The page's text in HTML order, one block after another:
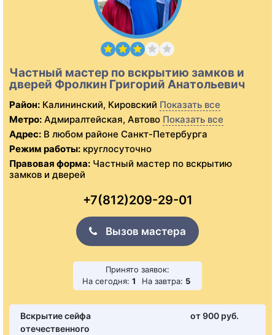
Частный мастер по вскрытию замков и
дверей Фролкин Григорий Анатольевич
Район: Калининский, Кировский Показать все
Метро: Адмиралтейская, Автово Показать все
Адрес: В любом районе Санкт-Петербурга
Режим работы: круглосуточно
Правовая форма: Частный мастер по вскрытию
замков и дверей
+7(812)209-29-01
Вызов мастера
Принято заявок:
На сегодня: 1 На завтра: 5
Вскрытие сейфа
отечественного
от 900 pуб.